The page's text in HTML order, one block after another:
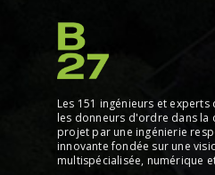
Les 151 ingénieurs et
les donneurs d'ordre dans la
projet par une ingénierie
innovante fondée sur une
multispécialisée, numérique